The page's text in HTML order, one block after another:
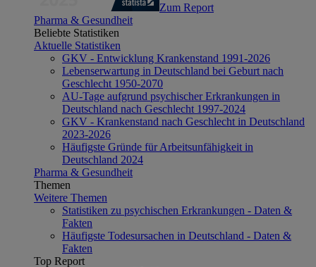
Zum Report
Pharma & Gesundheit
Beliebte Statistiken
Aktuelle Statistiken
GKV - Entwicklung Krankenstand 1991-2026
Lebenserwartung in Deutschland bei Geburt nach
Geschlecht 1950-2070
AU-Tage aufgrund psychischer Erkrankungen in
Deutschland nach Geschlecht 1997-2024
GKV - Krankenstand nach Geschlecht in Deutschland
2023-2026
Häufigste Gründe für Arbeitsunfähigkeit in
Deutschland 2024
Pharma & Gesundheit
Themen
Weitere Themen
Statistiken zu psychischen Erkrankungen - Daten &
Fakten
Häufigste Todesursachen in Deutschland - Daten &
Fakten
Top Report